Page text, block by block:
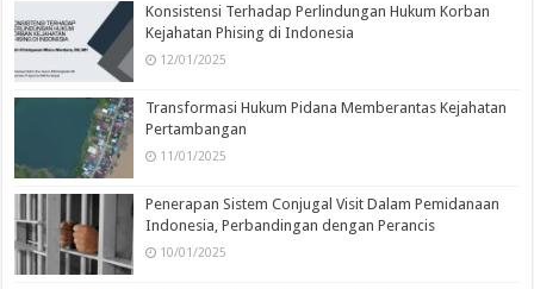
Konsistensi Terhadap Perlindungan Hukum Korban
Kejahatan Phising di Indonesia
12/01/2025
Transformasi Hukum Pidana Memberantas Kejahatan
Pertambangan
11/01/2025
Penerapan Sistem Conjugal Visit Dalam Pemidanaan
Indonesia, Perbandingan dengan Perancis
10/01/2025